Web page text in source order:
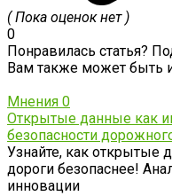
( Пока оценок нет )
0
Понравилась статья?
Вам также может быть
Мнения 0
Открытые данные как
безопасности
Узнайте, как открытые
дороги безопаснее!
инновации